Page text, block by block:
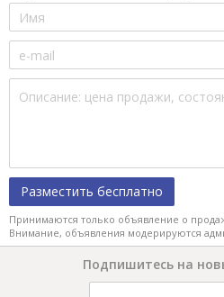
Разместить бесплатно
Принимаются только объявление о
Внимание, объявления модерируются
Подпишитесь на